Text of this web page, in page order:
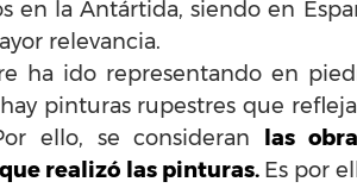
la Antártida, siendo en
relevancia.
ido representando en
pinturas rupestres que
ello, se consideran
las
realizó las pinturas. Es por